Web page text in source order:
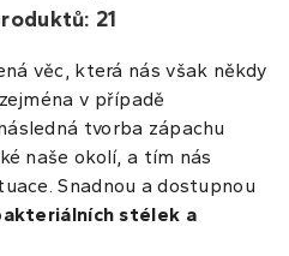
21
věc, která nás však někdy
v případě
tvorba zápachu
naše okolí, a tím nás
Snadnou a dostupnou
stélek a